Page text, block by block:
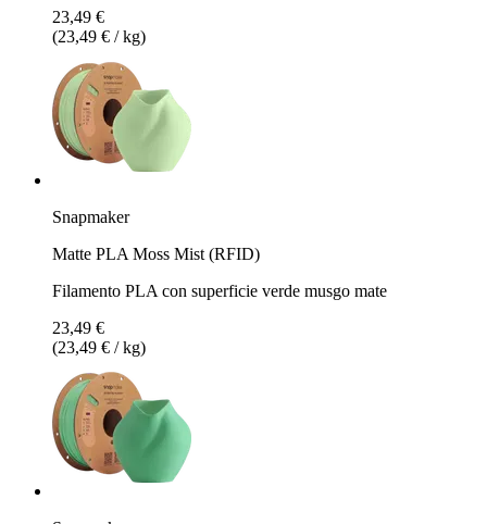
23,49 €
(23,49 € / kg)
Snapmaker
Matte PLA Moss Mist (RFID)
Filamento PLA con superficie verde musgo mate
23,49 €
(23,49 € / kg)